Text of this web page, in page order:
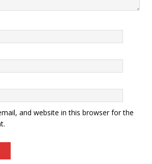
and website in this browser for the